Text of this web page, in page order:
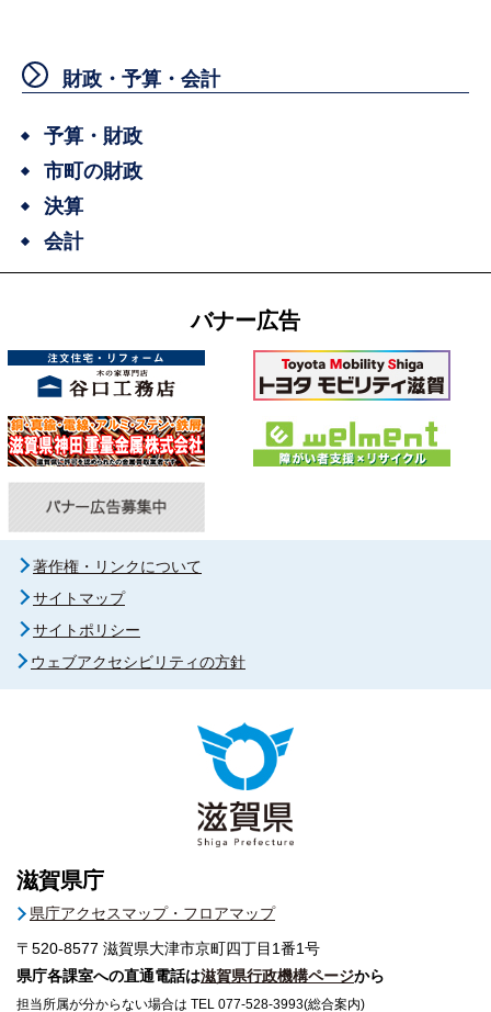
財政・予算・会計
予算・財政
市町の財政
決算
会計
バナー広告
著作権・リンクについて
サイトマップ
サイトポリシー
ウェブアクセシビリティの方針
滋賀県庁
県庁アクセスマップ・フロアマップ
〒520-8577 滋賀県大津市京町四丁目1番1号
県庁各課室への直通電話は滋賀県行政機構ページから
担当所属が分からない場合は TEL 077-528-3993(総合案内)